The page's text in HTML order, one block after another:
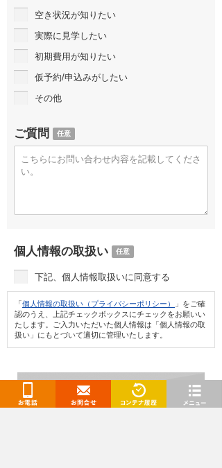
空き状況が知りたい
実際に見学したい
初期費用が知りたい
仮予約/申込みがしたい
その他
ご質問 任意
個人情報の取扱い 任意
下記、個人情報取扱いに同意する
「個人情報の取扱い（プライバシーポリシー）
」をご確
認のうえ、上記チェックボックスにチェックをお願いい
たします。ご入力いただいた個人情報は「個人情報の取
扱い」にもとづいて適切に管理いたします。